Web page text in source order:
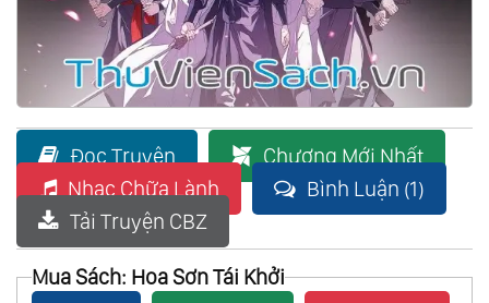
Đọc Truyện
Chương Mới Nhất
Nhạc Chữa Lành
Bình Luận (1)
Tải Truyện CBZ
Mua Sách: Hoa Sơn Tái Khởi